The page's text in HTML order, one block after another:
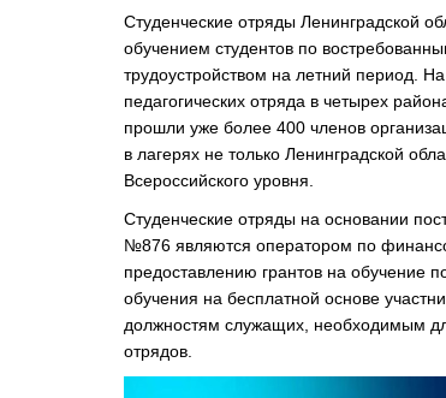
Студенческие отряды Ленинградской
обучением студентов по
трудоустройством на летний период.
педагогических отряда в четырех
прошли уже более 400 членов
в лагерях не только Ленинградской
Всероссийского уровня.
Студенческие отряды на основании
№876 являются оператором по
предоставлению грантов на обучение
обучения на бесплатной основе
должностям служащих, необходимым
отрядов.